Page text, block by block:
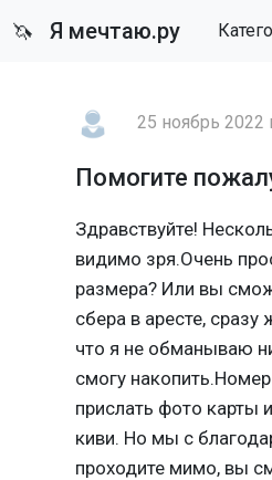
🦄 Я мечтаю.ру
25 ноябрь 2022
Помогите
Здравствуйте!
видимо зря.Очень
размера? Или вы
сбера в аресте,
что я не обманываю
смогу
прислать фото карты
киви. Но мы с
проходите мимо, вы